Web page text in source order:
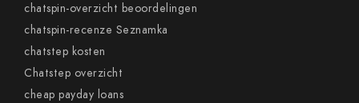
chatspin-overzicht beoordelingen
chatspin-recenze Seznamka
chatstep kosten
Chatstep overzicht
cheap payday loans